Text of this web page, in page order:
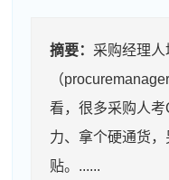
摘要： 采购经理人
（
看，很多采购人
力、拿个硬通货
贴。......